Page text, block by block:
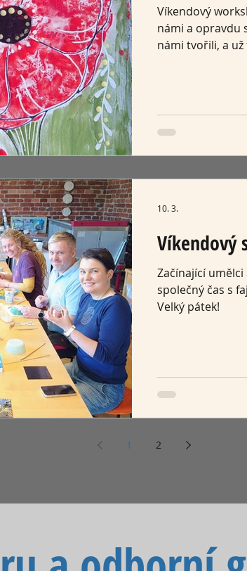
Víkendový
námi a opravdu
námi tvořili, a už
atmosféry.
Víkendový
Začínající
společný čas s
Velký pátek!
10. 3.
1 2